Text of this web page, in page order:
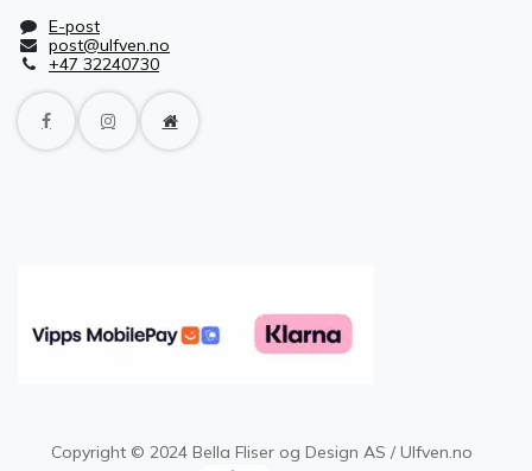
E-post
post@ulfven.no
+47 32240730
Copyright © 2024 Bella Fliser og Design AS / Ulfven.no